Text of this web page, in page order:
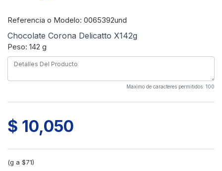
Referencia o Modelo: 0065392und
Chocolate Corona Delicatto X142g
Peso: 142 g
Maximo de caracteres permitidos: 100
$ 10,050
(g a $71)